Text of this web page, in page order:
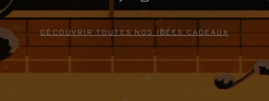
DÉCOUVRIR TOUTES NOS IDÉES CADEAUX